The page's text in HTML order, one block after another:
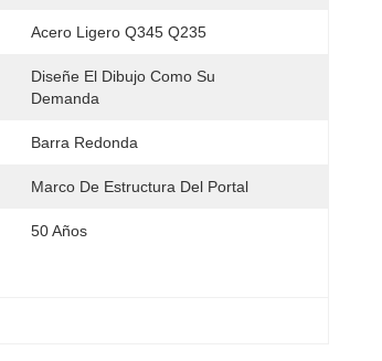
Acero Ligero Q345 Q235
Diseñe El Dibujo Como Su
Demanda
Barra Redonda
Marco De Estructura Del Portal
50 Años